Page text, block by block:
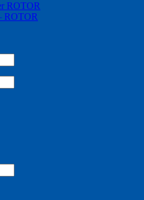
ROTOR
ROTOR